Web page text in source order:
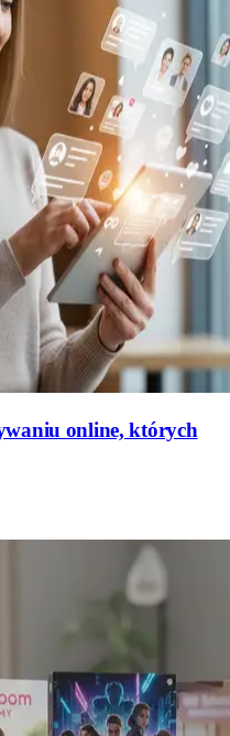
online, których